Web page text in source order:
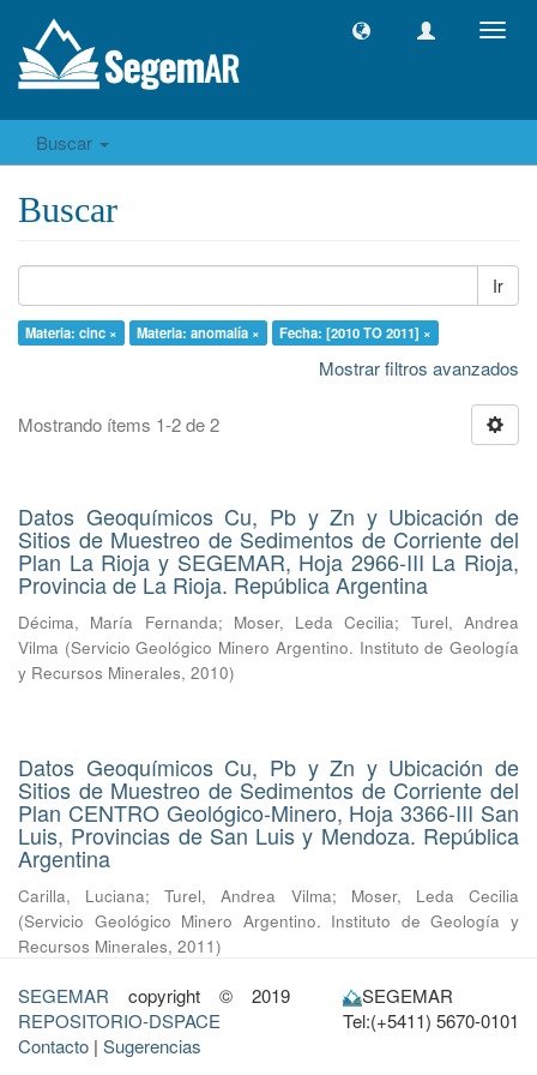
Buscar
Buscar
Ir
Materia: cinc × Materia: anomalía × Fecha: [2010 TO 2011] ×
Mostrar filtros avanzados
Mostrando ítems 1-2 de 2
Datos Geoquímicos Cu, Pb y Zn y Ubicación de
Sitios de Muestreo de Sedimentos de Corriente del
Plan La Rioja y SEGEMAR, Hoja 2966-III La Rioja,
Provincia de La Rioja. República Argentina
Décima, María Fernanda; Moser, Leda Cecilia; Turel, Andrea
Vilma (Servicio Geológico Minero Argentino. Instituto de Geología
y Recursos Minerales, 2010)
Datos Geoquímicos Cu, Pb y Zn y Ubicación de
Sitios de Muestreo de Sedimentos de Corriente del
Plan CENTRO Geológico-Minero, Hoja 3366-III San
Luis, Provincias de San Luis y Mendoza. República
Argentina
Carilla, Luciana;Turel, Andrea Vilma; Moser, Leda Cecilia
(Servicio Geológico Minero Argentino. Instituto de Geología y
Recursos Minerales, 2011)
SEGEMAR copyright © 2019
REPOSITORIO-DSPACE
Contacto | Sugerencias
SEGEMAR
Tel:(+5411) 5670-0101